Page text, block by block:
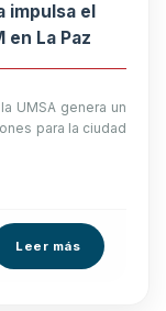
impulsa el
en La Paz
UMSA genera un
para la ciudad
Leer más